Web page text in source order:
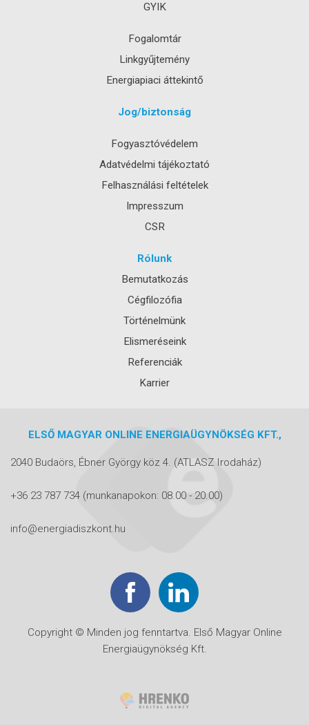
GYIK
Fogalomtár
Linkgyűjtemény
Energiapiaci áttekintő
Jog/biztonság
Fogyasztóvédelem
Adatvédelmi tájékoztató
Felhasználási feltételek
Impresszum
CSR
Rólunk
Bemutatkozás
Cégfilozófia
Történelmünk
Elismeréseink
Referenciák
Karrier
ELSŐ MAGYAR ONLINE ENERGIAÜGYNÖKSÉG KFT.,
2040 Budaörs, Ébner György köz 4. (ATLASZ Irodaház)
+36 23 787 734 (munkanapokon: 08.00 - 20.00)
info@energiadiszkont.hu
Copyright © Minden jog fenntartva. Első Magyar Online
Energiaügynökség Kft.